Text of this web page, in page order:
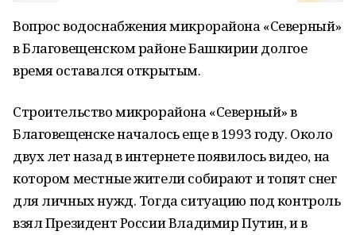
Вопрос водоснабжения микрорайона «Северный»
в Благовещенском районе Башкирии долгое
время оставался открытым.
Строительство микрорайона «Северный» в
Благовещенске началось еще в 1993 году. Около
двух лет назад в интернете появилось видео, на
котором местные жители собирают и топят снег
для личных нужд. Тогда ситуацию под контроль
взял Президент России Владимир Путин, и в